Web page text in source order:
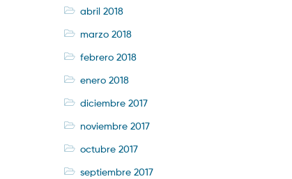
abril 2018
marzo 2018
febrero 2018
enero 2018
diciembre 2017
noviembre 2017
octubre 2017
septiembre 2017